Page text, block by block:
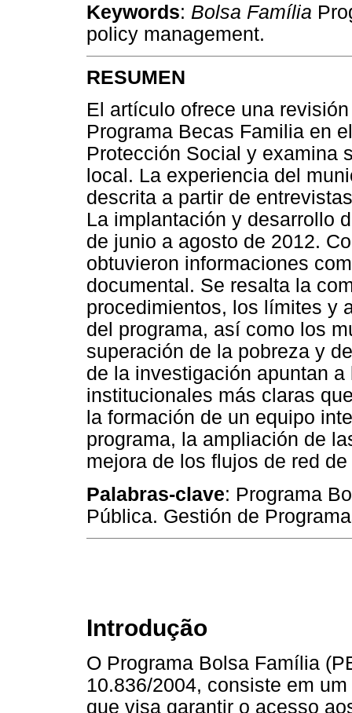
Keywords: Bolsa Família
policy management.
RESUMEN
El artículo ofrece una
Programa Becas Familia en
Protección Social y examina
local. La experiencia del
descrita a partir de
La implantación y desarrollo
de junio a agosto de 2012.
obtuvieron informaciones
documental. Se resalta la
procedimientos, los límites y
del programa, así como los
superación de la pobreza y
de la investigación apuntan
institucionales más claras
la formación de un equipo
programa, la ampliación de
mejora de los flujos de red
Palabras-clave: Programa
Pública. Gestión de
Introdução
O Programa Bolsa Família
10.836/2004, consiste em
que visa garantir o acesso